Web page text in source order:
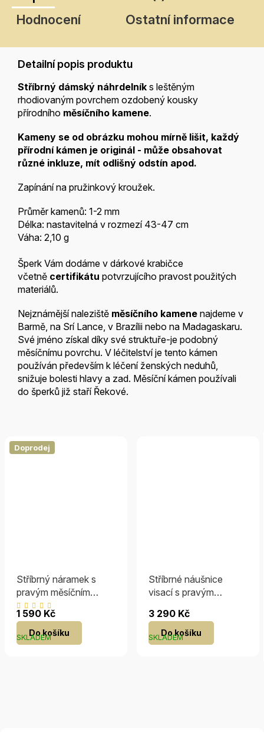
Hodnocení
Ostatní informace
Detailní popis produktu
Stříbrný dámský náhrdelník s leštěným
rhodiovaným povrchem ozdobený kousky
přírodního měsíčního kamene.
Kameny se od obrázku mohou mírně lišit, každý
přírodní kámen je originál - může obsahovat
různé inkluze, mít odlišný odstín apod.
Zapínání na pružinkový kroužek.
Průměr kamenů: 1-2 mm
Délka: nastavitelná v rozmezí 43-47 cm
Váha: 2,10 g
Šperk Vám dodáme v dárkové krabičce
včetně certifikátu potvrzujícího pravost použitých
materiálů.
Nejznámější naleziště měsíčního kamene najdeme v
Barmě, na Srí Lance, v Brazílii nebo na Madagaskaru.
Své jméno získal díky své struktuře-je podobný
měsíčnímu povrchu. V léčitelství je tento kámen
používán především k léčení ženských neduhů,
snižuje bolesti hlavy a zad. Měsíční kámen používali
do šperků již staří Řekové.
Doprodej
Stříbrný náramek s
pravým měsíčním
kamenem Arika
Průměrné
hodnocení
produktu
je
SKLADEM
1 590 Kč
Do košíku
Stříbrné náušnice
visací s pravým
SKLADEM
3 290 Kč
Do košíku